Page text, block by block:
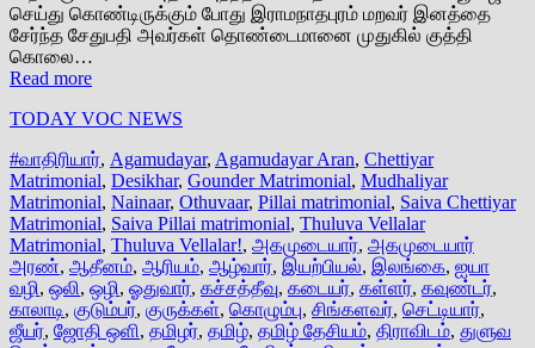
செய்து கொண்டிருக்கும் போது இராமநாதபுரம் மறவர் இனத்தை
சேர்ந்த சேதுபதி அவர்கள் தொண்டைமானை முதுகில் குத்தி
கொலை…
Read more
TODAY VOC NEWS
#வாதிரியார், Agamudayar, Agamudayar Aran, Chettiyar
Matrimonial, Desikhar, Gounder Matrimonial, Mudhaliyar
Matrimonial, Nainaar, Othuvaar, Pillai matrimonial, Saiva Chettiyar
Matrimonial, Saiva Pillai matrimonial, Thuluva Vellalar
Matrimonial, Thuluva Vellalar!, அகமுடையார், அகமுடையார்
அரண், ஆதீனம், ஆரியம், ஆழ்வார், இயற்பியல், இலங்கை, ஐயா
வழி, ஒலி, ஒழி, ஓதுவார், கச்சத்தீவு, கடையர், கள்ளர், கவுண்டர்,
காலாடி, குடும்பர், குருக்கள், கொழும்பு, சிங்களவர், செட்டியார்,
ஜீயர், ஜோதி ஒளி, தமிழர், தமிழ், தமிழ் தேசியம், திராவிடம், துளுவ